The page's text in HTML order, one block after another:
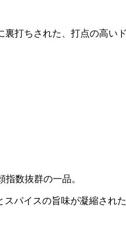
打ちされた、打点の高い
数抜群の一品。
パイスの旨味が凝縮され